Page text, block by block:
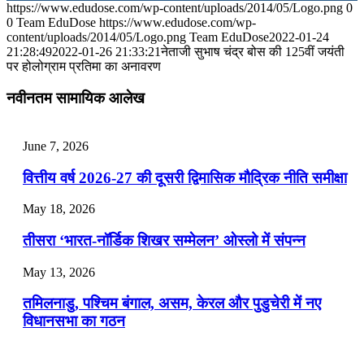
July 31, 2026
📝 डेली करेंट अफेयर्स: 28-31 जुलाई 2026
July 25, 2026
📝 डेली करेंट अफेयर्स: 22-24 जुलाई 2026
July 22, 2026
📝 डेली करेंट अफेयर्स: 19-21 जुलाई 2026
July 19, 2026
📝 डेली करेंट अफेयर्स: 16-18 जुलाई 2026
https://www.edudose.com/wp-content/uploads/2014/05/Logo.png 0
0 Team EduDose https://www.edudose.com/wp-
content/uploads/2014/05/Logo.png Team EduDose2022-01-24
21:28:492022-01-26 21:33:21नेताजी सुभाष चंद्र बोस की 125वीं जयंती
पर होलोग्राम प्रतिमा का अनावरण
नवीनतम सामायिक आलेख
June 7, 2026
वित्तीय वर्ष 2026-27 की दूसरी द्विमासिक मौद्रिक नीति समीक्षा
May 18, 2026
तीसरा ‘भारत-नॉर्डिक शिखर सम्मेलन’ ओस्लो में संपन्न
May 13, 2026
तमिलनाडु, पश्चिम बंगाल, असम, केरल और पुडुचेरी में नए
विधानसभा का गठन